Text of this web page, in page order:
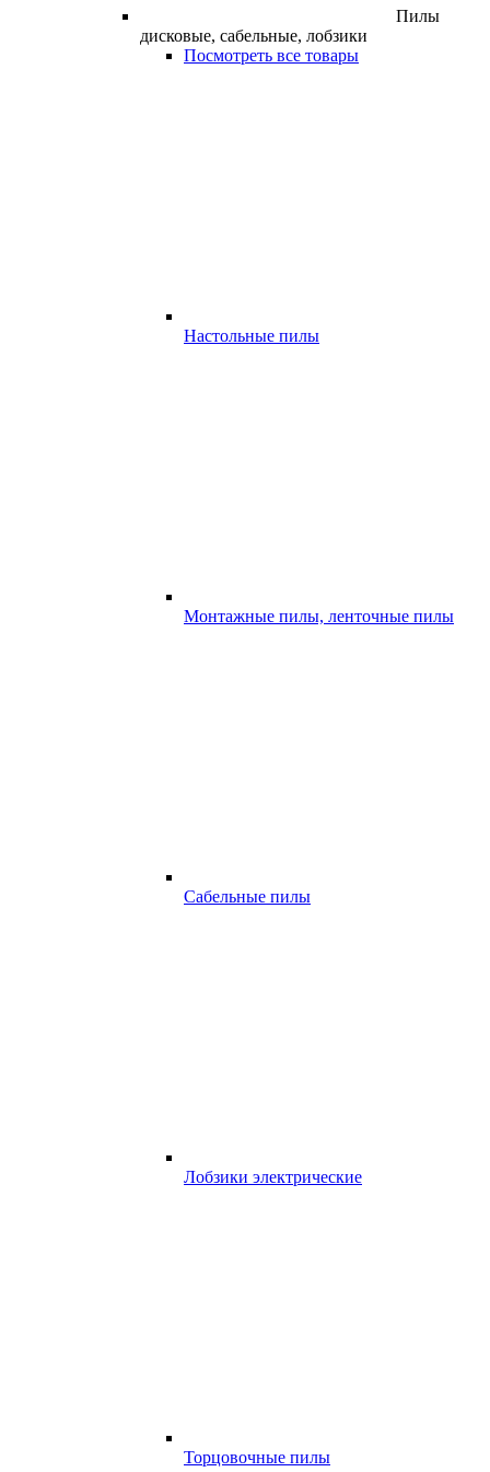
Пилы
дисковые, сабельные, лобзики
Посмотреть все товары
Настольные пилы
Монтажные пилы, ленточные пилы
Сабельные пилы
Лобзики электрические
Торцовочные пилы